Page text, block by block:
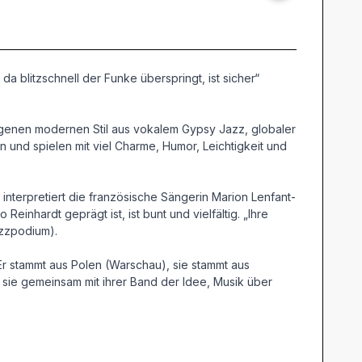
blitzschnell der Funke überspringt, ist sicher“
modernen Stil aus vokalem Gypsy Jazz, globaler
spielen mit viel Charme, Humor, Leichtigkeit und
interpretiert die französische Sängerin Marion Lenfant-
Reinhardt geprägt ist, ist bunt und vielfältig. „Ihre
aus Polen (Warschau), sie stammt aus
gemeinsam mit ihrer Band der Idee, Musik über